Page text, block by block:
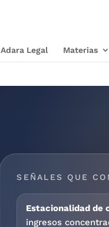
Adara Legal Materias
SEÑALES QUE
Estacionalidad de
ingresos